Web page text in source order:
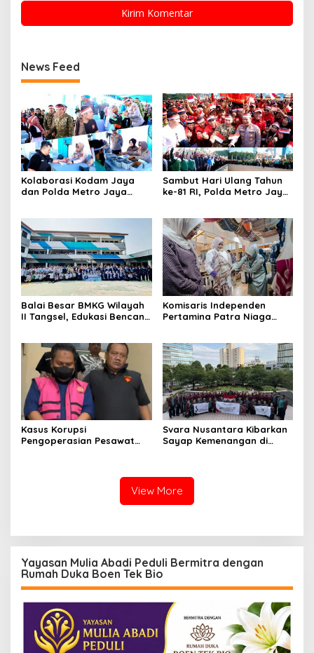
News Feed
Kolaborasi Kodam Jaya
dan Polda Metro Jaya
Sambut Hari Ulang Tahun
ke-81 RI, Polda Metro Jaya
Balai Besar BMKG Wilayah
II Tangsel, Edukasi Bencana
23
Komisaris Independen
Pertamina Patra Niaga
Sentuhan Kemanusiaan dan
Keberlanjutan
Kasus Korupsi
Pengoperasian Pesawat
Svara Nusantara Kibarkan
Sayap Kemenangan di
View More
Yayasan Mulia Abadi Peduli Bermitra dengan
Rumah Duka Boen Tek Bio